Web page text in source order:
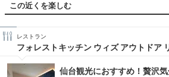
この近くを楽しむ
レストラン
フォレストキッチン ウィズ アウトドア
仙台観光におすすめ！贅沢